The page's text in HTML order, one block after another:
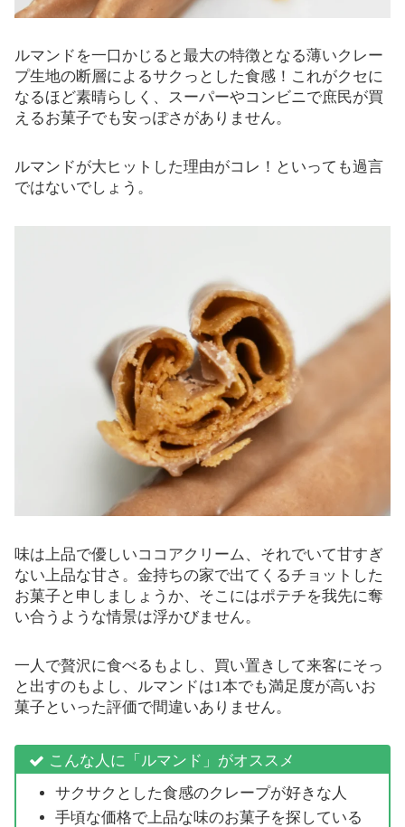
ルマンドを一口かじると最大の特徴となる薄いクレー
プ生地の断層によるサクっとした食感！これがクセに
なるほど素晴らしく、スーパーやコンビニで庶民が買
えるお菓子でも安っぽさがありません。
ルマンドが大ヒットした理由がコレ！といっても過言
ではないでしょう。
味は上品で優しいココアクリーム、それでいて甘すぎ
ない上品な甘さ。金持ちの家で出てくるチョットした
お菓子と申しましょうか、そこにはポテチを我先に奪
い合うような情景は浮かびません。
一人で贅沢に食べるもよし、買い置きして来客にそっ
と出すのもよし、ルマンドは1本でも満足度が高いお
菓子といった評価で間違いありません。
こんな人に「ルマンド」がオススメ
サクサクとした食感のクレープが好きな人
手頃な価格で上品な味のお菓子を探している